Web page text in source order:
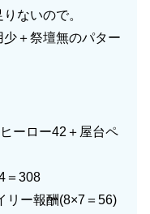
ないので。
＋祭壇無のパター
ーロー42＋屋台ペ
＝308
リー報酬(8×7＝56)